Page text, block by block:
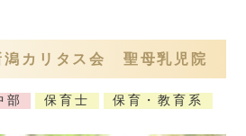
潟カリタス会 聖母乳児院
部 保育士
保育・教育系